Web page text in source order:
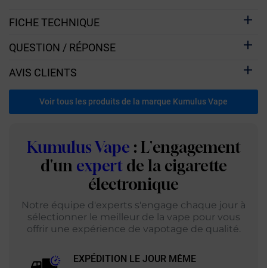
FICHE TECHNIQUE
QUESTION / RÉPONSE
AVIS CLIENTS
Voir tous les produits de la marque Kumulus Vape
Kumulus Vape : L'engagement
d'un expert de la cigarette
électronique
Notre équipe d'experts s'engage chaque jour à
sélectionner le meilleur de la vape pour vous
offrir une expérience de vapotage de qualité.
EXPÉDITION LE JOUR MÊME